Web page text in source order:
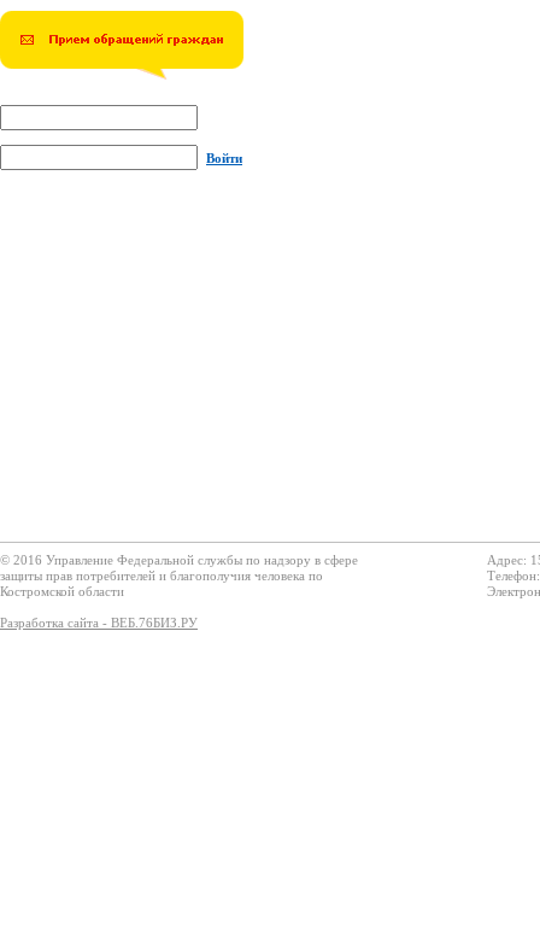
Войти
© 2016 Управление Федеральной службы по надзору в сфере
защиты прав потребителей и благополучия человека по
Костромской области
Разработка сайта - ВЕБ.76БИЗ.РУ
Адрес: